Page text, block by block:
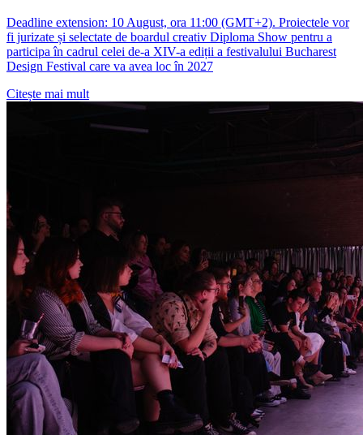
Deadline extension: 10 August, ora 11:00 (GMT+2). Proiectele vor
fi jurizate și selectate de boardul creativ Diploma Show pentru a
participa în cadrul celei de-a XIV-a ediții a festivalului Bucharest
Design Festival care va avea loc în 2027
Citește mai mult